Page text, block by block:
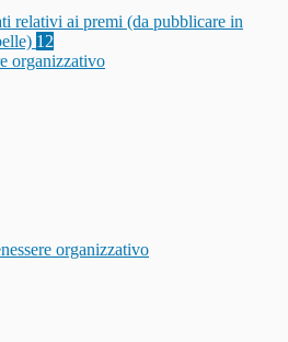
relativi ai premi (da pubblicare in
12
organizzativo
organizzativo